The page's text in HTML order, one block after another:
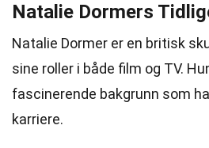
Natalie Dormers
Natalie Dormer er en britisk
sine roller i både film og TV.
fascinerende bakgrunn som
karriere.